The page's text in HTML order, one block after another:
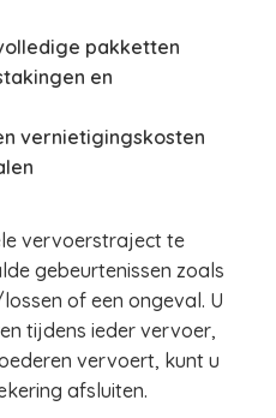
pakketten
en
vernietigingskosten
vervoerstraject te
gebeurtenissen zoals
of een ongeval. U
tijdens ieder vervoer,
vervoert, kunt u
afsluiten.